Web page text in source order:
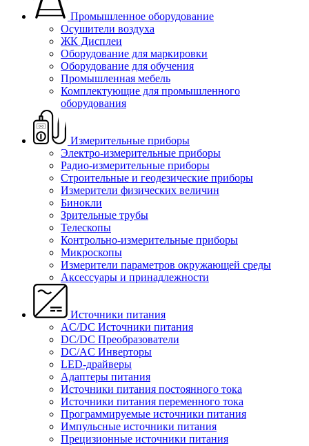
Промышленное оборудование
Осушители воздуха
ЖК Дисплеи
Оборудование для маркировки
Оборудование для обучения
Промышленная мебель
Комплектующие для промышленного
оборудования
Измерительные приборы
Электро-измерительные приборы
Радио-измерительные приборы
Строительные и геодезические приборы
Измерители физических величин
Бинокли
Зрительные трубы
Телескопы
Контрольно-измерительные приборы
Микроскопы
Измерители параметров окружающей среды
Аксессуары и принадлежности
Источники питания
AC/DC Источники питания
DC/DC Преобразователи
DC/AC Инверторы
LED-драйверы
Адаптеры питания
Источники питания постоянного тока
Источники питания переменного тока
Программируемые источники питания
Импульсные источники питания
Прецизионные источники питания